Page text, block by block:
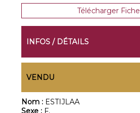
Télécharger Fiche
INFOS / DÉTAILS
VENDU
Nom : ESTIJLAA
Sexe : F.